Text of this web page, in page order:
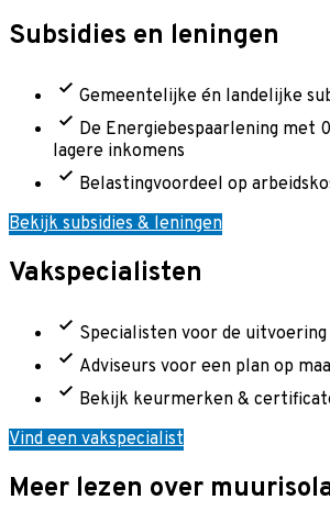
Subsidies en leningen
Gemeentelijke én landelijke
De Energiebespaarlening met
lagere inkomens
Belastingvoordeel op
Bekijk subsidies & leningen
Vakspecialisten
Specialisten voor de uitvoering
Adviseurs voor een plan op
Bekijk keurmerken &
Vind een vakspecialist
Meer lezen over